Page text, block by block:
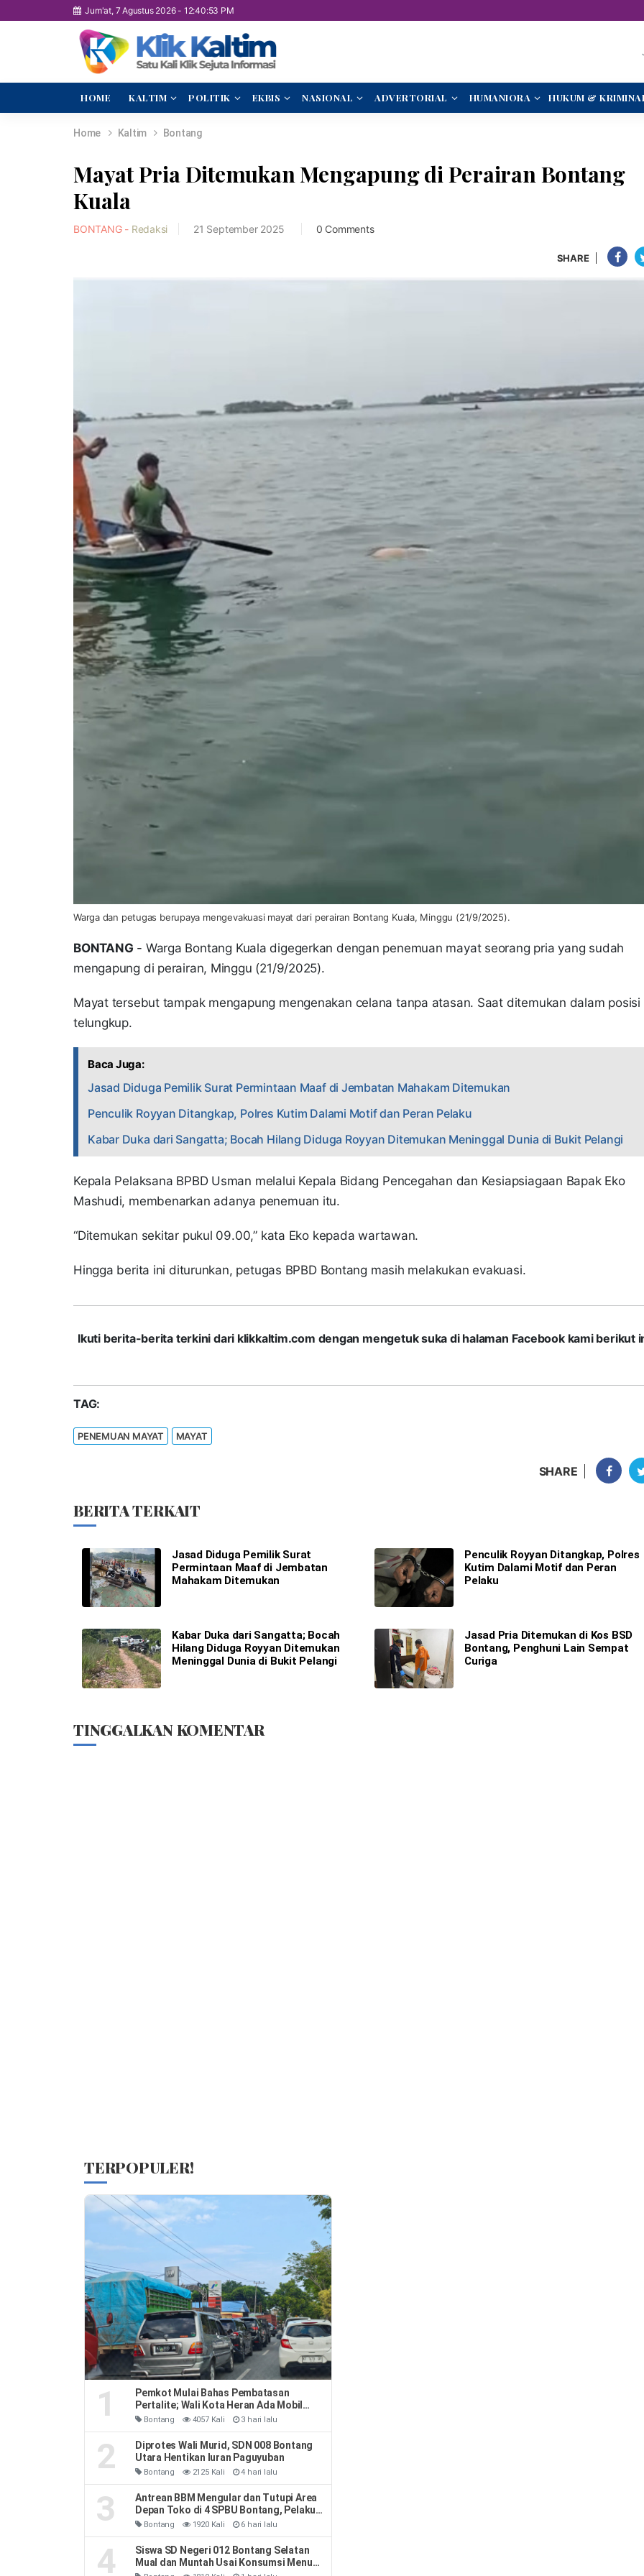
Jum'at, 7 Agustus 2026- 12:40:54 PM
HOME KALTIM POLITIK EKBIS NASIONAL ADVERTORIAL HUMANIORA HUKUM &
Home Kaltim Bontang
Mayat Pria Ditemukan Mengapung di Perairan Bontang
Kuala
BONTANG - Redaksi 21 September 2025 0 Comments
SHARE
Warga dan petugas berupaya mengevakuasi mayat dari perairan Bontang Kuala, Minggu (21/9/2025).
BONTANG - Warga Bontang Kuala digegerkan dengan penemuan mayat seorang pria yang sudah
mengapung di perairan, Minggu (21/9/2025).
Mayat tersebut tampak mengapung mengenakan celana tanpa atasan. Saat ditemukan dalam posisi
telungkup.
Baca Juga:
Jasad Diduga Pemilik Surat Permintaan Maaf di Jembatan Mahakam Ditemukan
Penculik Royyan Ditangkap, Polres Kutim Dalami Motif dan Peran Pelaku
Kabar Duka dari Sangatta; Bocah Hilang Diduga Royyan Ditemukan Meninggal Dunia di Bukit Pelangi
Kepala Pelaksana BPBD Usman melalui Kepala Bidang Pencegahan dan Kesiapsiagaan Bapak Eko
Mashudi, membenarkan adanya penemuan itu.
“Ditemukan sekitar pukul 09.00,” kata Eko kepada wartawan.
Hingga berita ini diturunkan, petugas BPBD Bontang masih melakukan evakuasi.
Ikuti berita-berita terkini dari klikkaltim.com dengan mengetuk suka di halaman Facebook kami berikut
TAG:
PENEMUAN MAYAT MAYAT
SHARE
BERITA TERKAIT
Jasad Diduga Pemilik Surat
Permintaan Maaf di Jembatan
Mahakam Ditemukan
Penculik Royyan Ditangkap, Polres
Kutim Dalami Motif dan Peran
Pelaku
Kabar Duka dari Sangatta; Bocah
Hilang Diduga Royyan Ditemukan
Meninggal Dunia di Bukit Pelangi
Jasad Pria Ditemukan di Kos BSD
Bontang, Penghuni Lain Sempat
Curiga
TINGGALKAN KOMENTAR
TERPOPULER!
1
Pemkot Mulai Bahas Pembatasan
Pertalite; Wali Kota Heran Ada Mobil
Habiskan 40 Liter Sehari
Bontang 4057 Kali 3 hari lalu
2
Diprotes Wali Murid, SDN 008 Bontang
Utara Hentikan Iuran Paguyuban
Bontang 2125 Kali 4 hari lalu
3
Antrean BBM Mengular dan Tutupi Area
Depan Toko di 4 SPBU Bontang, Pelaku
Usaha Rugi
Bontang 1920 Kali 6 hari lalu
4
Siswa SD Negeri 012 Bontang Selatan
Mual dan Muntah Usai Konsumsi Menu